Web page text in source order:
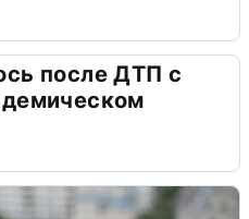
после ДТП с